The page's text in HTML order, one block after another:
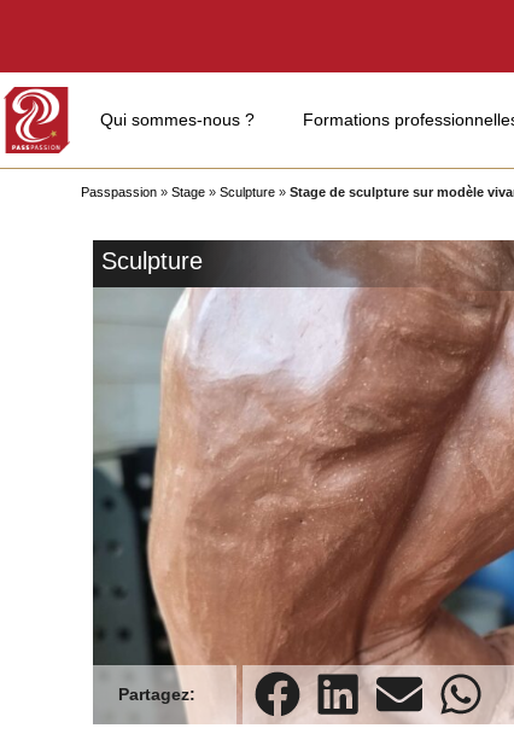
Qui sommes-nous ? Formations
Passpassion »Stage »Sculpture »Stage de sculpture sur modèle
Sculpture